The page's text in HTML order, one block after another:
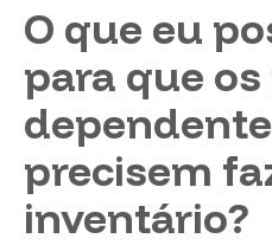
O que eu
para que
precisem
inventário?